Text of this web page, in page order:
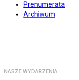
Prenumerata
Archiwum
NASZE WYDARZENIA